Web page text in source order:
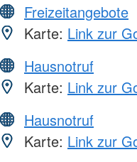
Freizeitangebote
Karte: Link zur
Hausnotruf
Karte: Link zur
Hausnotruf
Karte: Link zur